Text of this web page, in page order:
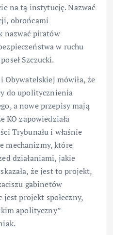
na tą instytucję. Nazwać
obrońcami
nazwać piratów
w ruchu
Szczucki.
Obywatelskiej mówiła, że
do upolitycznienia
a nowe przepisy mają
KO zapowiedziała
Trybunału i właśnie
mechanizmy, które
działaniami, jakie
że jest to projekt,
gabinetów
jest projekt społeczny,
apolityczny” –